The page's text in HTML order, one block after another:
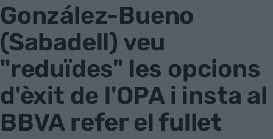
González-Bueno
(Sabadell) veu
"reduïdes" les opcions
d'èxit de l'OPA i insta al
BBVA refer el fullet